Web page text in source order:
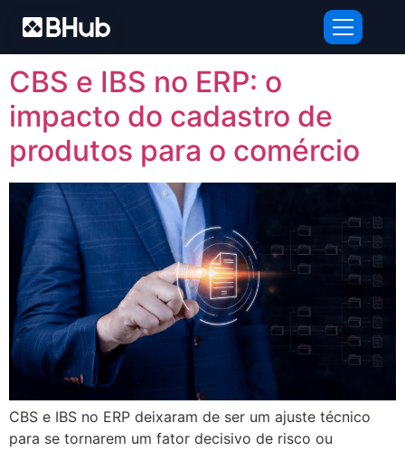
Tag:Tecnologia
CBS e IBS no ERP: o
impacto do cadastro de
produtos para o comércio
CBS e IBS no ERP deixaram de ser um ajuste técnico
para se tornarem um fator decisivo de risco ou